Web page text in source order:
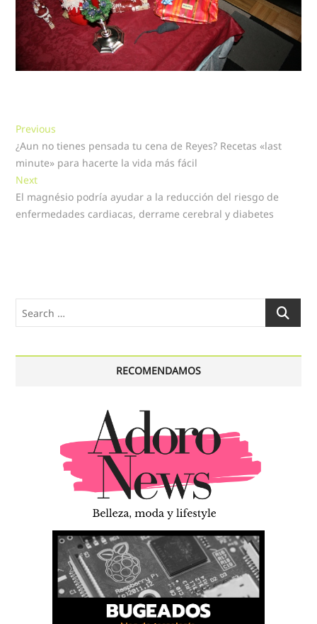
Navegación
de
entradas
Previous
post:
¿Aun no tienes pensada tu cena de Reyes? Recetas «last
minute» para hacerte la vida más fácil
NextNext
post:
El magnésio podría ayudar a la reducción del riesgo de
enfermedades cardiacas, derrame cerebral y diabetes
Search
…
RECOMENDAMOS